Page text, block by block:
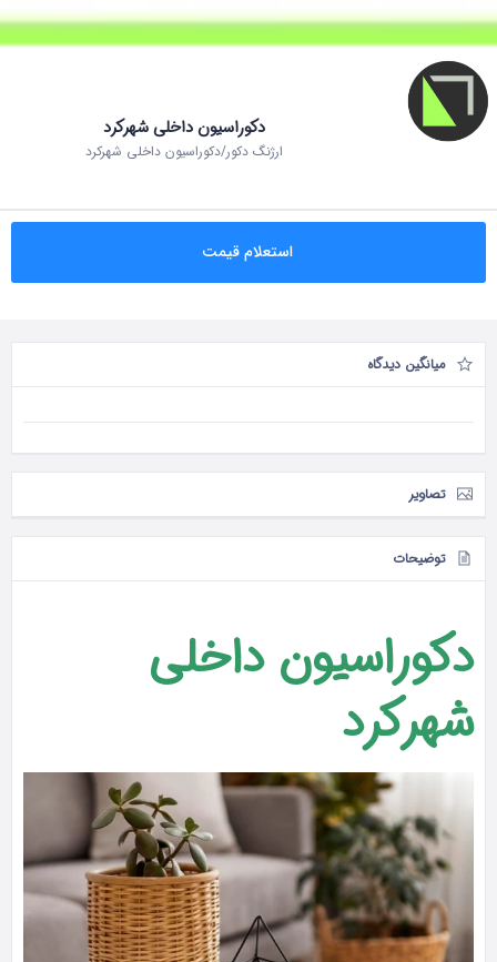
دکوراسیون داخلی شهرکرد
ارژنگ دکور/دکوراسیون داخلی شهرکرد
استعلام قیمت
میانگین دیدگاه
تصاویر
توضیحات
دکوراسیون داخلی
شهرکرد